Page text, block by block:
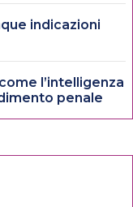
indicazioni
l’intelligenza
penale